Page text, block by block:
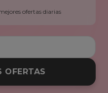
ofertas diarias
OFERTAS